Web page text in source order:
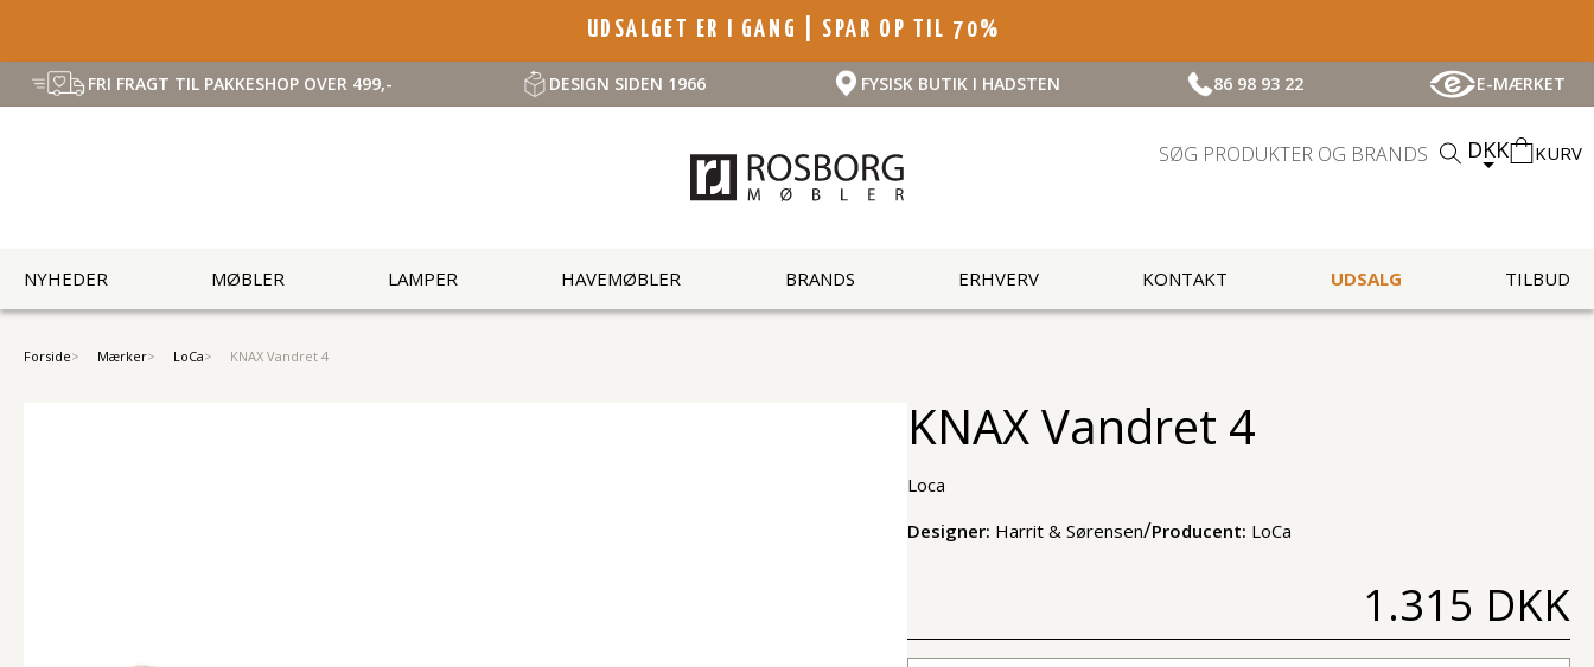
UDSALGET ER I GANG | SPAR OP TIL 70%
FRI FRAGT TIL PAKKESHOP OVER 499,- DESIGN SIDEN 1966 FYSISK BUTIK I HADSTEN 86 98 93 22 E-MÆRKET
DKK KURV
NYHEDER MØBLER LAMPER HAVEMØBLER BRANDS ERHVERV KONTAKT UDSALG TILBUD
Forside Mærker LoCa KNAX Vandret 4
KNAX Vandret 4
Loca
Designer: Harrit & Sørensen/Producent: LoCa
1.315 DKK